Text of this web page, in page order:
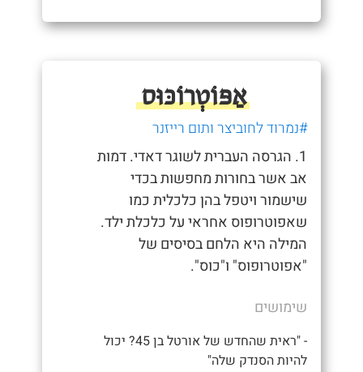
אַפּוֹטְרוֹכּוּס
#נמרוד לחוביצר ותום רייזנר
1. הגרסה העברית לשוגר דאדי. דמות
אב אשר בחורות מחפשות בכדי
שישמור ויטפל בהן כלכלית כמו
שאפוטרופוס אחראי על כלכלת ילד.
המילה היא הלחם בסיסים של
"אפוטרופוס" ו"כוס".
שימושים
- "ראית שהחדש של אורטל בן 45? יכול
להיות הסנדק שלה"